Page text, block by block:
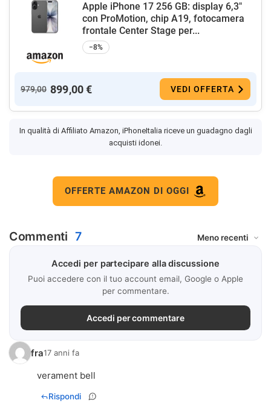
Apple iPhone 17 256 GB: display 6,3"
con ProMotion, chip A19, fotocamera
frontale Center Stage per...
−8%
979,00 899,00 € VEDI OFFERTA
In qualità di Affiliato Amazon, iPhoneItalia riceve un guadagno dagli
acquisti idonei.
OFFERTE AMAZON DI OGGI
Commenti 7
Accedi per partecipare alla discussione
Puoi accedere con il tuo account email, Google o Apple
per commentare.
Accedi per commentare
fra17 anni fa
verament bell
Rispondi